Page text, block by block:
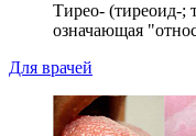
Тирео- (тиреоид-;
означающая
Для врачей